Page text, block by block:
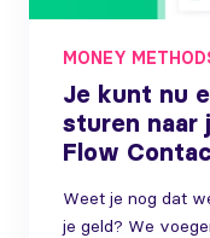
MONEY
Je kunt nu
sturen naar
Flow
Weet je nog dat
je geld? We